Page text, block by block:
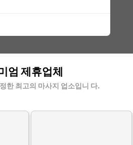
엄 제휴업체
한 최고의 마사지 업소입니 다.